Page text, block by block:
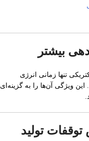
تنها زمانی انرژی
ویژگی آن‌ها را به گزینه‌ای